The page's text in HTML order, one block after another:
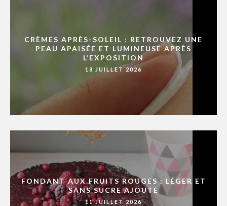
CRÈMES APRÈS-SOLEIL : RETROUVEZ UNE
PEAU APAISÉE ET LUMINEUSE APRÈS
L’EXPOSITION
18 JUILLET 2026
FONDANT AUX FRUITS ROUGES : LÉGER ET
SANS SUCRE AJOUTÉ
11 JUILLET 2026